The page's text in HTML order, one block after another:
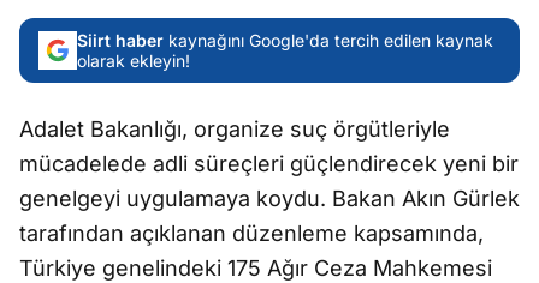
Siirt haber kaynağını Google'da tercih edilen kaynak
olarak ekleyin!
Adalet Bakanlığı, organize suç örgütleriyle
mücadelede adli süreçleri güçlendirecek yeni bir
genelgeyi uygulamaya koydu. Bakan Akın Gürlek
tarafından açıklanan düzenleme kapsamında,
Türkiye genelindeki 175 Ağır Ceza Mahkemesi